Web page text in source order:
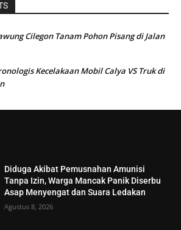
Cilegon Tanam Pohon Pisang di Jalan
Kecelakaan Mobil Calya VS Truk di
Diduga Akibat Pemusnahan Amunisi
Tanpa Izin, Warga Mancak Panik Diserbu
Asap Menyengat dan Suara Ledakan
Agustus 8, 2026